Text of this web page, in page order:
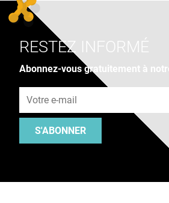
RESTEZ INFORMÉ
Abonnez-vous gratuitement à
S'ABONNER